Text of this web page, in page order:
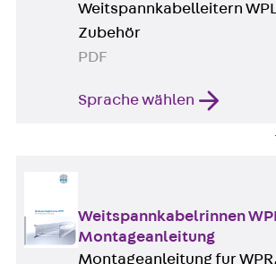
Weitspannkabelleitern
Zubehör
PDF
Sprache wählen
Weitspannkabelrinnen
Montageanleitung
Montageanleitung fur WPR,